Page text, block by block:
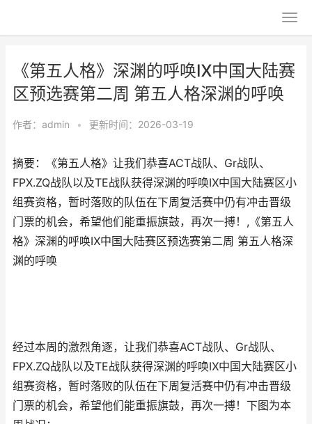
《第五人格》深渊的呼唤Ⅸ中国大陆赛
区预选赛第二周 第五人格深渊的呼唤
作者： admin • 更新时间：2026-03-19
摘要：《第五人格》让我们恭喜ACT战队、Gr战队、
FPX.ZQ战队以及TE战队获得深渊的呼唤Ⅸ中国大陆赛区小
组赛资格，暂时落败的队伍在下周复活赛中仍有冲击晋级
门票的机会，希望他们能重振旗鼓，再次一搏！,《第五人
格》深渊的呼唤Ⅸ中国大陆赛区预选赛第二周 第五人格深
渊的呼唤
经过本周的激烈角逐，让我们恭喜ACT战队、Gr战队、
FPX.ZQ战队以及TE战队获得深渊的呼唤Ⅸ中国大陆赛区小
组赛资格，暂时落败的队伍在下周复活赛中仍有冲击晋级
门票的机会，希望他们能重振旗鼓，再次一搏！下图为本